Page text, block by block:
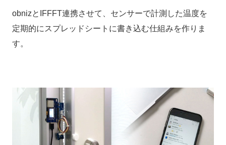
obnizとIFFFT連携させて、センサーで計測した温度を
定期的にスプレッドシートに書き込む仕組みを作りま
す。